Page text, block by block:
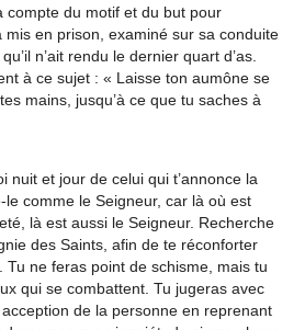
compte du motif et du but pour
mis en prison, examiné sur sa conduite
n’ait rendu le dernier quart d’as.
à ce sujet : « Laisse ton aumône se
mains, jusqu’à ce que tu saches à
nuit et jour de celui qui t’annonce la
comme le Seigneur, car là où est
là est aussi le Seigneur. Recherche
des Saints, afin de te réconforter
Tu ne feras point de schisme, mais tu
qui se combattent. Tu jugeras avec
de la personne en reprenant